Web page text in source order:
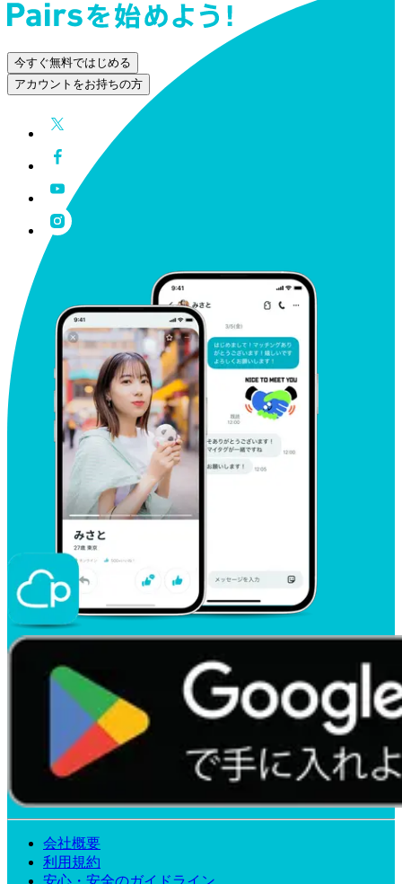
今すぐ無料ではじめる
アカウントをお持ちの方
会社概要
利用規約
安心・安全のガイドライン